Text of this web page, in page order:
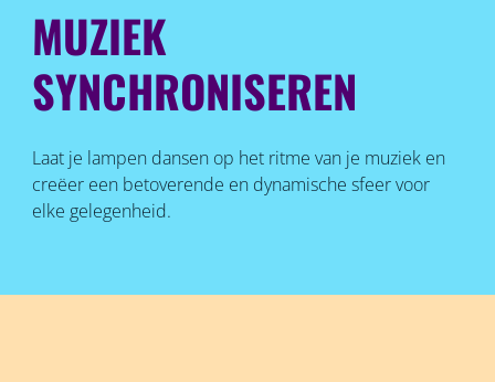
MUZIEK
SYNCHRONISEREN
Laat je lampen dansen op het ritme van je muziek en
creëer een betoverende en dynamische sfeer voor
elke gelegenheid.